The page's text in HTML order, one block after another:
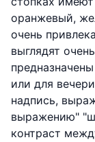
оранжевый,
очень
выглядят
или для
надпись,
выражению"
контраст